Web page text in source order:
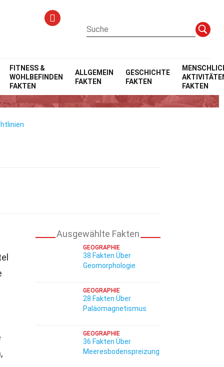
FITNESS &
WOHLBEFINDEN
FAKTEN
ALLGEMEIN
FAKTEN
GESCHICHTE
FAKTEN
FAKTEN
Ausgewählte Fakten
GEOGRAPHIE
38 Fakten Über
Geomorphologie
GEOGRAPHIE
28 Fakten Über
Paläomagnetismus
GEOGRAPHIE
36 Fakten Über
Meeresbodenspreizung